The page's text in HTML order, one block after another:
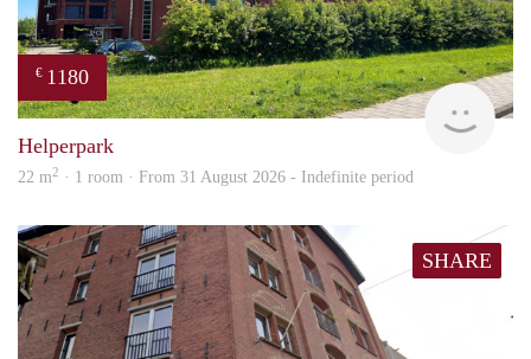
€ 1180
Helperpark
22 m2 · 1 room · From 31 August 2026 - Indefinite period
SHARE